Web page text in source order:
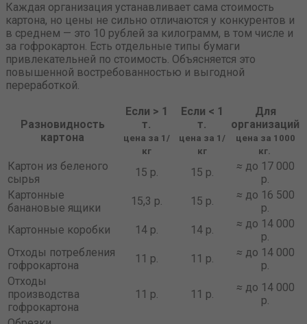
Каждая организация устанавливает сама стоимость
картона, но цены не сильно отличаются у конкурентов и
в среднем — это 10 рублей за килограмм, в том числе и
за гофрокартон. Есть отдельные типы бумаги
привлекательней по стоимость. Объясняется это
повышенной востребованностью и выгодной
переработкой.
Разновидность
картона
Если > 1
т.
цена за 1/
кг
Если < 1
т.
цена за 1/
кг
Для
организаций
цена за 1000
кг.
Картон из беленого
сырья
15 р. 15 р. ≈ до 17 000
р.
Картонные
банановые ящики
15,3 р. 15 р. ≈ до 16 500
р.
Картонные коробки
14 р. 14 р. ≈ до 14 000
р.
Отходы потребления
гофрокартона
11 р. 11 р. ≈ до 14 000
р.
Отходы
производства
гофрокартона
11 р. 11 р.
≈ до 14 000
р.